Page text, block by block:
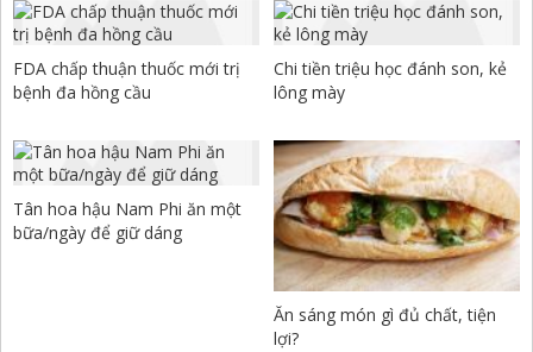
FDA chấp thuận thuốc mới trị
bệnh đa hồng cầu
Chi tiền triệu học đánh son, kẻ
lông mày
Tân hoa hậu Nam Phi ăn một
bữa/ngày để giữ dáng
Ăn sáng món gì đủ chất, tiện
lợi?